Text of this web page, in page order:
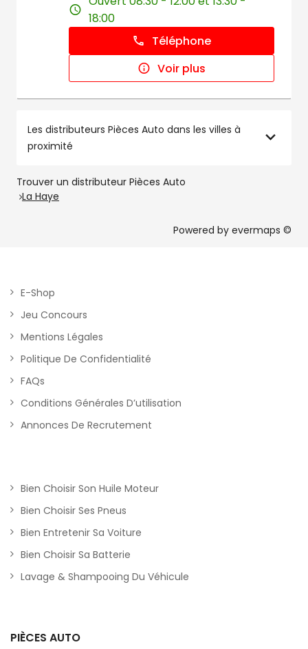
18:00
Téléphone
Voir plus
Les distributeurs Pièces Auto dans les villes à
proximité
Trouver un distributeur Pièces Auto
La Haye
Powered by evermaps ©
E-Shop
Jeu Concours
Mentions Légales
Politique De Confidentialité
FAQs
Conditions Générales D’utilisation
Annonces De Recrutement
Bien Choisir Son Huile Moteur
Bien Choisir Ses Pneus
Bien Entretenir Sa Voiture
Bien Choisir Sa Batterie
Lavage & Shampooing Du Véhicule
PIÈCES AUTO